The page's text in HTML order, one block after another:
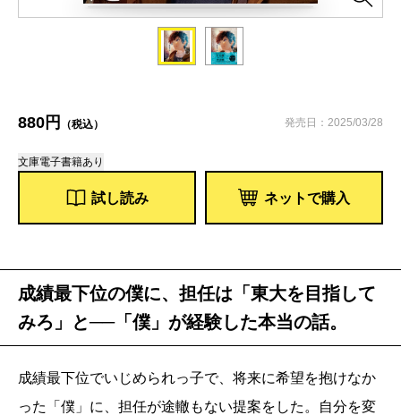
880円 （税込） 発売日：2025/03/28
文庫電子書籍あり
試し読み ネットで購入
成績最下位の僕に、担任は「東大を目指して
みろ」と──「僕」が経験した本当の話。
成績最下位でいじめられっ子で、将来に希望を抱けなか
った「僕」に、担任が途轍もない提案をした。自分を変